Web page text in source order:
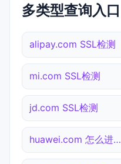
多类型查询入口
alipay.com SSL检测
mi.com SSL检测
jd.com SSL检测
huawei.com 怎么进入